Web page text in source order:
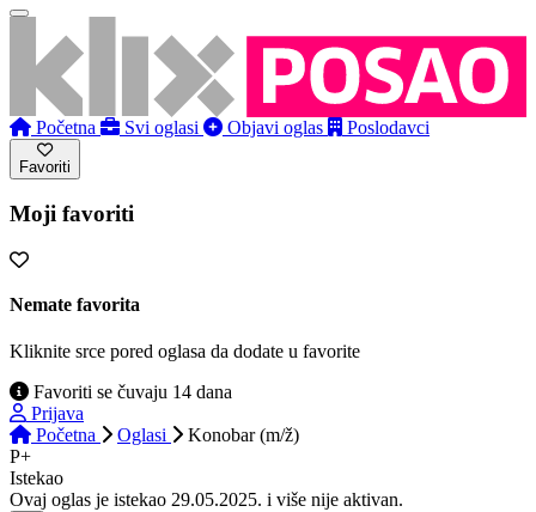
Početna Svi oglasi Objavi oglas Poslodavci
Favoriti
Moji favoriti
Nemate favorita
Kliknite srce pored oglasa da dodate u favorite
Favoriti se čuvaju 14 dana
Prijava
Početna
Oglasi
Konobar (m/ž)
P+
Istekao
Ovaj oglas je istekao 29.05.2025. i više nije aktivan.